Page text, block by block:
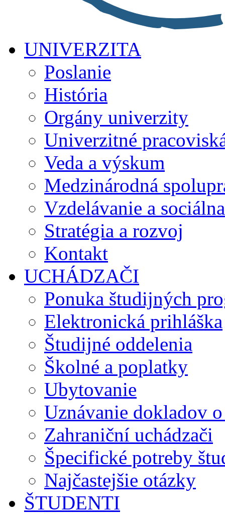
UNIVERZITA
Poslanie
História
Orgány univerzity
Univerzitné
Veda a výskum
Medzinárodná
Vzdelávanie a
Stratégia a rozvoj
Kontakt
UCHÁDZAČI
Ponuka študijných
Elektronická prihláška
Študijné oddelenia
Školné a poplatky
Ubytovanie
Uznávanie dokladov
Zahraniční uchádzači
Špecifické potreby
Najčastejšie otázky
ŠTUDENTI